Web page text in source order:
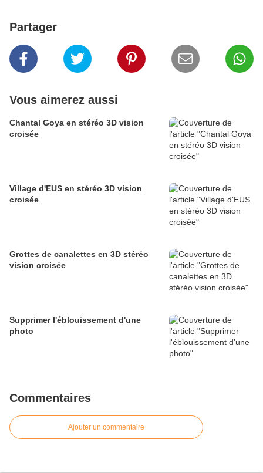
Partager
Vous aimerez aussi
Chantal Goya en stéréo 3D vision
croisée
Village d'EUS en stéréo 3D vision
croisée
Grottes de canalettes en 3D stéréo
vision croisée
Supprimer l'éblouissement d'une
photo
Commentaires
Ajouter un commentaire